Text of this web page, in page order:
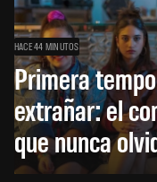
HACE 44 MINUTOS
Primera
extrañar: el
que nunca